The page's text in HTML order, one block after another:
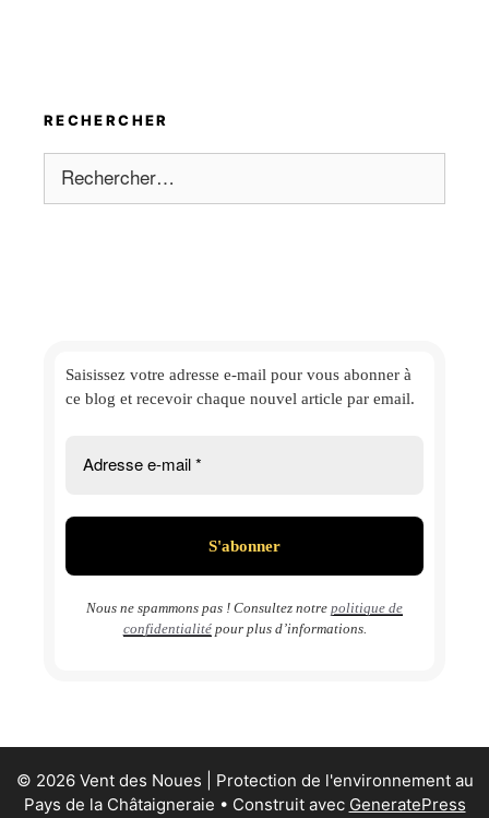
RECHERCHER
Saisissez votre adresse e-mail pour vous abonner à
ce blog et recevoir chaque nouvel article par email.
Nous ne spammons pas ! Consultez notre politique de
confidentialitépour plus d’informations.
© 2026 Vent des Noues | Protection de l'environnement au
Pays de la Châtaigneraie • Construit avec GeneratePress